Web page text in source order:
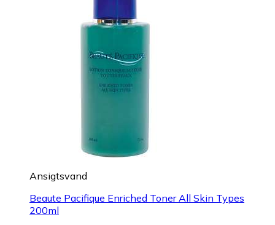
Ansigtsvand
Beaute Pacifique Enriched Toner All Skin Types
200ml